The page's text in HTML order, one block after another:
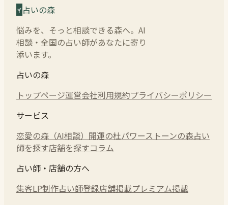
占いの森
悩みを、そっと相談できる森へ。AI
相談・全国の占い師があなたに寄り
添います。
占いの森
トップページ運営会社利用規約プライバシーポリシー
サービス
恋愛の森（AI相談） 開運の杜パワーストーンの森占い
師を探す店舗を探すコラム
占い師・店舗の方へ
集客LP制作占い師登録店舗掲載プレミアム掲載